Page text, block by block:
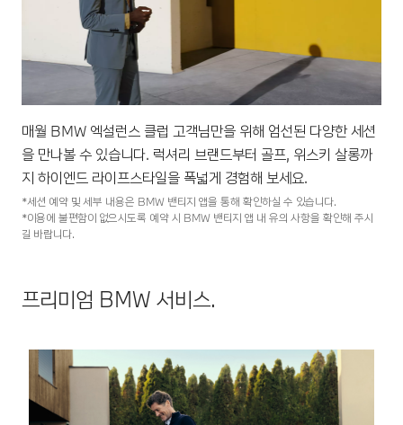
매월 BMW 엑설런스 클럽 고객님만을 위해 엄선된 다양한 세션
을 만나볼 수 있습니다. 럭셔리 브랜드부터 골프, 위스키 살롱까
지 하이엔드 라이프스타일을 폭넓게 경험해 보세요.
*세션 예약 및 세부 내용은 BMW 밴티지 앱을 통해 확인하실 수 있습니다.
*이용에 불편함이 없으시도록 예약 시 BMW 밴티지 앱 내 유의 사항을 확인해 주시
길 바랍니다.
프리미엄 BMW 서비스.